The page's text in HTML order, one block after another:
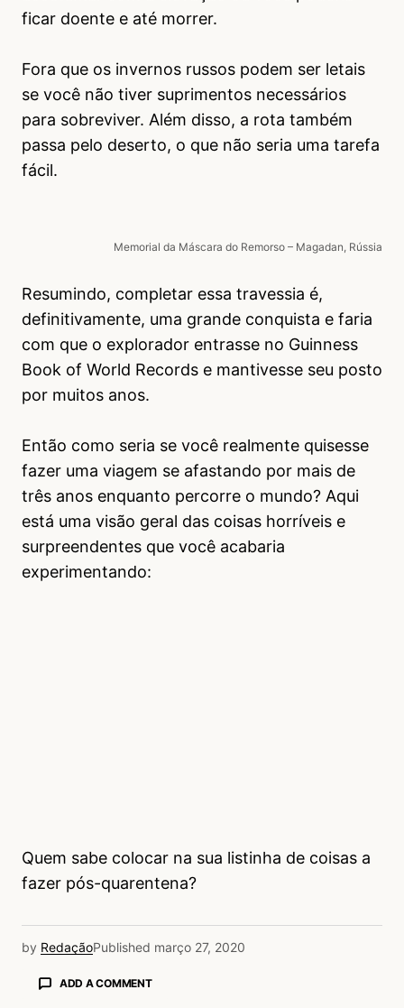
ficar doente e até morrer.
Fora que os invernos russos podem ser letais
se você não tiver suprimentos necessários
para sobreviver. Além disso, a rota também
passa pelo deserto, o que não seria uma tarefa
fácil.
Memorial da Máscara do Remorso – Magadan, Rússia
Resumindo, completar essa travessia é,
definitivamente, uma grande conquista e faria
com que o explorador entrasse no Guinness
Book of World Records e mantivesse seu posto
por muitos anos.
Então como seria se você realmente quisesse
fazer uma viagem se afastando por mais de
três anos enquanto percorre o mundo? Aqui
está uma visão geral das coisas horríveis e
surpreendentes que você acabaria
experimentando:
Quem sabe colocar na sua listinha de coisas a
fazer pós-quarentena?
by RedaçãoPublished março 27, 2020
ADD A COMMENT